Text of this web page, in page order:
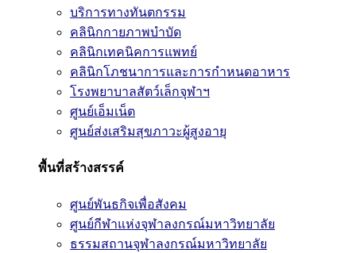
บริการทางทันตกรรม
คลินิกกายภาพบำบัด
คลินิกเทคนิคการแพทย์
คลินิกโภชนาการและการกำหนดอาหาร
โรงพยาบาลสัตว์เล็กจุฬาฯ
ศูนย์เอ็มเน็ต
ศูนย์ส่งเสริมสุขภาวะผู้สูงอายุ
พื้นที่สร้างสรรค์
ศูนย์พันธกิจเพื่อสังคม
ศูนย์กีฬาแห่งจุฬาลงกรณ์มหาวิทยาลัย
ธรรมสถานจุฬาลงกรณ์มหาวิทยาลัย